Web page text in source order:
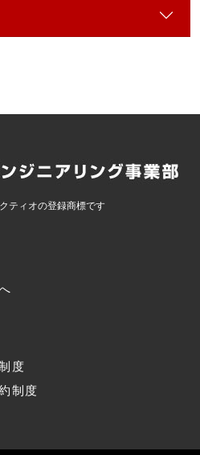
ティオの登録商標です
度
制度